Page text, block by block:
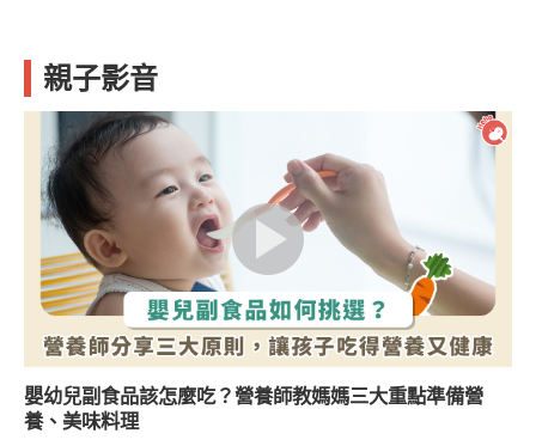
親子影音
嬰幼兒副食品該怎麼吃？營養師教媽媽三大重點準備營
養、美味料理